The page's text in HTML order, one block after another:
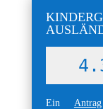
Ein Antrag